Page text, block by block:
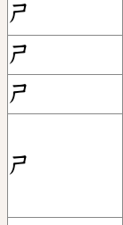
ㄕ
ㄕ
ㄕ
ㄕ